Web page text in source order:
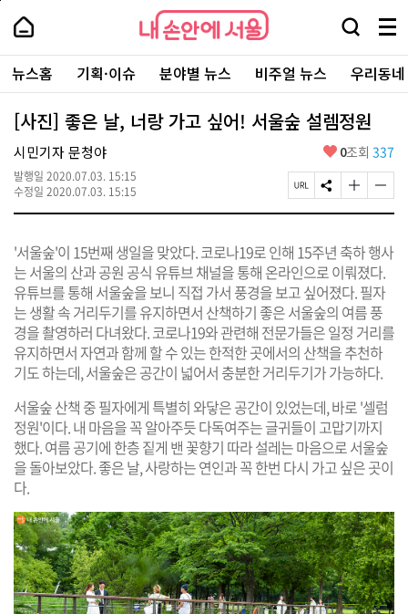
본
로
가
내
손
안
에
서
울
-
서
울
시
대
표
소
털
내
손
에
울
검
창
열
기
메
뉴
전
체
보
주
요
서
뉴스홈 기획·이슈 분야별 뉴스 비주얼 뉴스 우리동
[사진] 좋은 날, 너랑 가고 싶어! 서울숲 설렘정원
시민기자 문청야
발행일 2020.07.03. 15:15
수정일 2020.07.03. 15:15
좋
요
0조회 337
페
이
R
L
복
사
S
N
유
하
기
글
자
크
게
변
경
하
기
글
자
작
게
변
경
하
기
'서울숲'이 15번째 생일을 맞았다. 코로나19로 인해 15주년 축하 행사
는 서울의 산과 공원 공식 유튜브 채널을 통해 온라인으로 이뤄졌다.
유튜브를 통해 서울숲을 보니 직접 가서 풍경을 보고 싶어졌다. 필자
는 생활 속 거리두기를 유지하면서 산책하기 좋은 서울숲의 여름 풍
경을 촬영하러 다녀왔다. 코로나19와 관련해 전문가들은 일정 거리를
유지하면서 자연과 함께 할 수 있는 한적한 곳에서의 산책을 추천하
기도 하는데, 서울숲은 공간이 넓어서 충분한 거리두기가 가능하다.
서울숲 산책 중 필자에게 특별히 와닿은 공간이 있었는데, 바로 '셀럼
정원'이다. 내 마음을 꼭 알아주듯 다독여주는 글귀들이 고맙기까지
했다. 여름 공기에 한층 짙게 밴 꽃향기 따라 설레는 마음으로 서울숲
을 돌아보았다. 좋은 날, 사랑하는 연인과 꼭 한번 다시 가고 싶은 곳이
다.
페
상
단
로